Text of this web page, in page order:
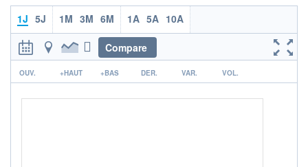
12h06 14h42 17h18
SECTEUR
PÉTROLE ET GAZ
1J 5J 1M 3M 6M 1A 5A 10A
Compare
r
OUV. +HAUT +BAS DER. VAR. VOL.